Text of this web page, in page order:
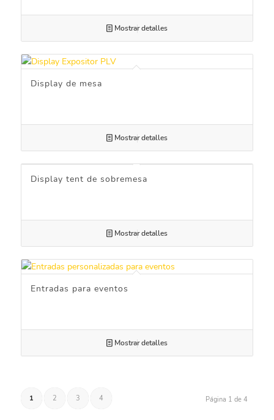
Mostrar detalles
Display de mesa
Mostrar detalles
Display tent de sobremesa
Mostrar detalles
Entradas para eventos
Mostrar detalles
Página 1 de 4
1 2 3 4